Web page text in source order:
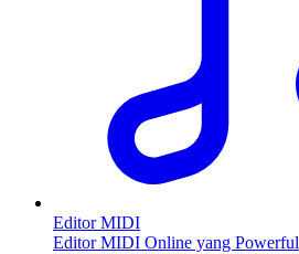
Editor MIDI
Editor MIDI Online yang Powerful